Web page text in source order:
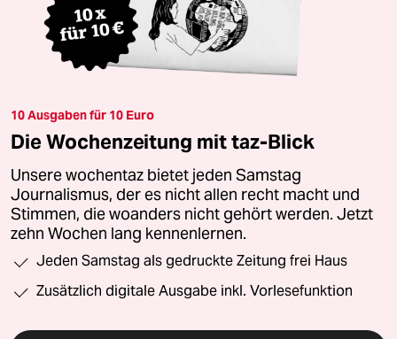
10 Ausgaben für 10 Euro
Die Wochenzeitung mit taz-Blick
Unsere wochentaz bietet jeden Samstag
Journalismus, der es nicht allen recht macht und
Stimmen, die woanders nicht gehört werden. Jetzt
zehn Wochen lang kennenlernen.
Jeden Samstag als gedruckte Zeitung frei Haus
Zusätzlich digitale Ausgabe inkl. Vorlesefunktion